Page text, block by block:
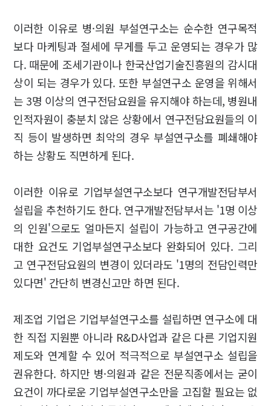
이러한 이유로 병·의원 부설연구소는 순수한 연구목적
보다 마케팅과 절세에 무게를 두고 운영되는 경우가 많
다. 때문에 조세기관이나 한국산업기술진흥원의 감시대
상이 되는 경우가 있다. 또한 부설연구소 운영을 위해서
는 3명 이상의 연구전담요원을 유지해야 하는데, 병원내
인적자원이 충분치 않은 상황에서 연구전담요원들의 이
직 등이 발생하면 최악의 경우 부설연구소를 폐쇄해야
하는 상황도 직면하게 된다.
이러한 이유로 기업부설연구소보다 연구개발전담부서
설립을 추천하기도 한다. 연구개발전담부서는 '1명 이상
의 인원'으로도 얼마든지 설립이 가능하고 연구공간에
대한 요건도 기업부설연구소보다 완화되어 있다. 그리
고 연구전담요원의 변경이 있더라도 '1명의 전담인력만
있다면' 간단히 변경신고만 하면 된다.
제조업 기업은 기업부설연구소를 설립하면 연구소에 대
한 직접 지원뿐 아니라 R&D사업과 같은 다른 기업지원
제도와 연계할 수 있어 적극적으로 부설연구소 설립을
권유한다. 하지만 병·의원과 같은 전문직종에서는 굳이
요건이 까다로운 기업부설연구소만을 고집할 필요는 없